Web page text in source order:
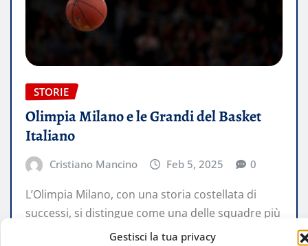
Gestisci la tua privacy
STORIE
Olimpia Milano e le Grandi del Basket
Italiano
Cristiano Mancino Feb 5, 2025 0
L’Olimpia Milano, con una storia costellata di
successi, si distingue come una delle squadre più
titolate del basket italiano. Fondata…